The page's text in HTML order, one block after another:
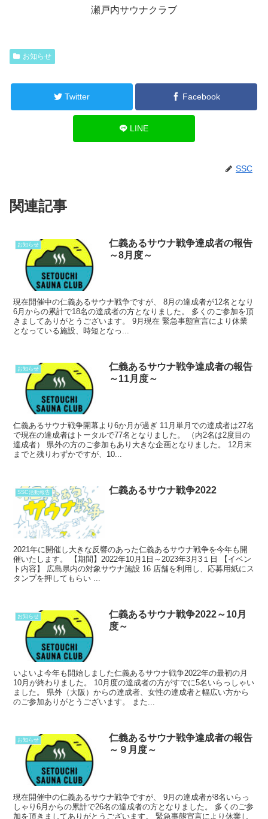
瀬戸内サウナクラブ
お知らせ
Twitter Facebook
LINE
SSC
関連記事
お知らせ
仁義あるサウナ戦争達成者の報告
～8月度～
現在開催中の仁義あるサウナ戦争ですが、 8月の達成者が12名となり
6月からの累計で18名の達成者の方となりました。 多くのご参加を頂
きましてありがとうございます。 9月現在 緊急事態宣言により休業
となっている施設、時短となっ...
お知らせ
仁義あるサウナ戦争達成者の報告
～11月度～
仁義あるサウナ戦争開幕より6か月が過ぎ 11月単月での達成者は27名
で現在の達成者はトータルで77名となりました。 （内2名は2度目の
達成者） 県外の方のご参加もあり大きな企画となりました。 12月末
までと残りわずかですが、10...
SSC活動報告 仁義あるサウナ戦争2022
2021年に開催し大きな反響のあった仁義あるサウナ戦争を今年も開
催いたします。 【期間】2022年10月1日～2023年3月3１日 【イベン
ト内容】 広島県内の対象サウナ施設 16 店舗を利用し、応募用紙にス
タンプを押してもらい ...
お知らせ
仁義あるサウナ戦争2022～10月
度～
いよいよ今年も開始しました仁義あるサウナ戦争2022年の最初の月
10月が終わりました。 10月度の達成者の方がすでに5名いらっしゃい
ました。 県外（大阪）からの達成者、女性の達成者と幅広い方から
のご参加ありがとうございます。 また...
お知らせ
仁義あるサウナ戦争達成者の報告
～９月度～
現在開催中の仁義あるサウナ戦争ですが、 9月の達成者が8名いらっ
しゃり6月からの累計で26名の達成者の方となりました。 多くのご参
加を頂きましてありがとうございます。 緊急事態宣言により休業し